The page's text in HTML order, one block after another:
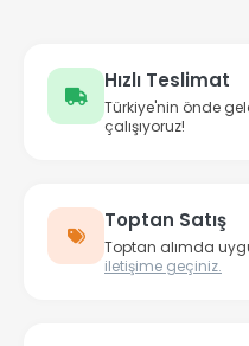
Hızlı Teslimat
Türkiye'nin önde
çalışıyoruz!
Toptan Satış
Toptan alımda
iletişime geçiniz.